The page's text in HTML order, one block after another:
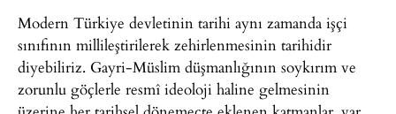
Modern Türkiye devletinin tarihi aynı zamanda işçi
sınıfının millileştirilerek zehirlenmesinin tarihidir
diyebiliriz. Gayri-Müslim düşmanlığının soykırım ve
zorunlu göçlerle resmî ideoloji haline gelmesinin